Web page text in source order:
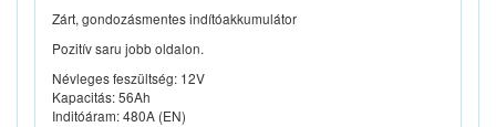
Zárt, gondozásmentes indítóakkumulátor
Pozitív saru jobb oldalon.
Névleges feszültség: 12V
Kapacitás: 56Ah
Inditóáram: 480A (EN)